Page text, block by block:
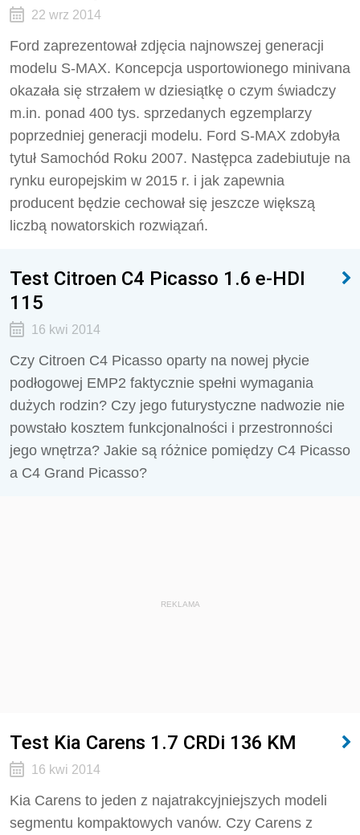
22 wrz 2014
Ford zaprezentował zdjęcia najnowszej generacji
modelu S-MAX. Koncepcja usportowionego minivana
okazała się strzałem w dziesiątkę o czym świadczy
m.in. ponad 400 tys. sprzedanych egzemplarzy
poprzedniej generacji modelu. Ford S-MAX zdobyła
tytuł Samochód Roku 2007. Następca zadebiutuje na
rynku europejskim w 2015 r. i jak zapewnia
producent będzie cechował się jeszcze większą
liczbą nowatorskich rozwiązań.
Test Citroen C4 Picasso 1.6 e-HDI
115
16 kwi 2014
Czy Citroen C4 Picasso oparty na nowej płycie
podłogowej EMP2 faktycznie spełni wymagania
dużych rodzin? Czy jego futurystyczne nadwozie nie
powstało kosztem funkcjonalności i przestronności
jego wnętrza? Jakie są różnice pomiędzy C4 Picasso
a C4 Grand Picasso?
REKLAMA
Test Kia Carens 1.7 CRDi 136 KM
16 kwi 2014
Kia Carens to jeden z najatrakcyjniejszych modeli
segmentu kompaktowych vanów. Czy Carens z